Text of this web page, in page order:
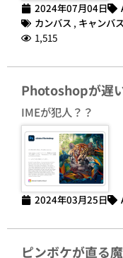
2024年07月04日
カンバス , キャンバス
1,515
Photoshopが遅
IMEが犯人？？
2024年03月25日
ピンボケが直る